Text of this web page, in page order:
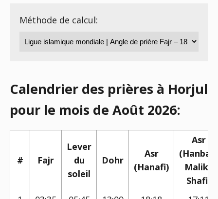
Méthode de calcul:
Calendrier des prières à Horjul
pour le mois de Août 2026:
# Fajr
Lever
du
soleil
Dohr
Asr
(Hanafi)
Asr
(Hanbali,
Maliki,
Shafi)